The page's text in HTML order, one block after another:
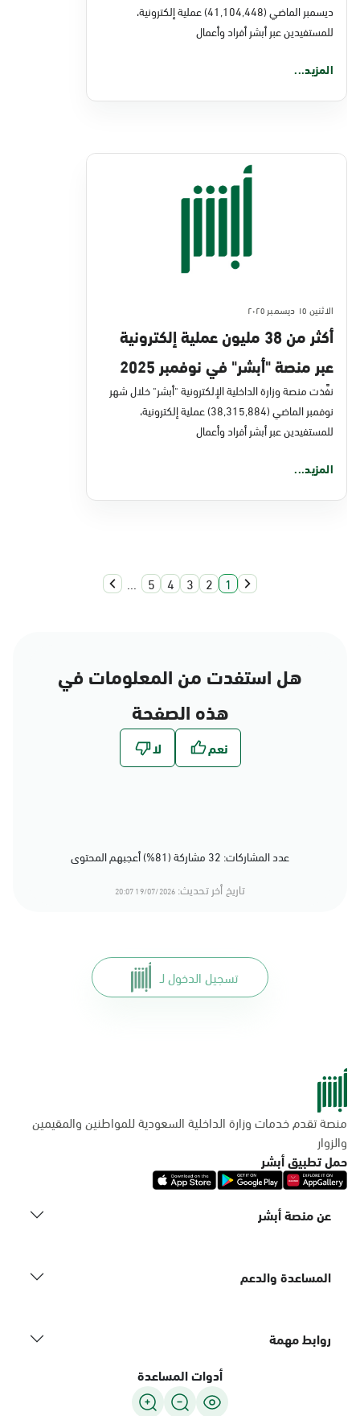
ديسمبر الماضي (41,104,448) عملية إلكترونية،
للمستفيدين عبر أبشر أفراد وأعمال
المزيد...
الاثنين ١٥ ديسمبر ٢٠٢٥
أكثر من 38 مليون عملية إلكترونية
عبر منصة "أبشر" في نوفمبر 2025
نفَّذت منصة وزارة الداخلية الإلكترونية "أبشر" خلال شهر
نوفمبر الماضي (38,315,884) عملية إلكترونية،
للمستفيدين عبر أبشر أفراد وأعمال
المزيد...
1
2
3
4
5
...
هل استفدت من المعلومات في
هذه الصفحة
عدد المشاركات: 32 مشاركة (81%) أعجبهم المحتوى
تاريخ أخر تحديث: 19/07/2026 20:07
تسجيل الدخول لـ
منصة تقدم خدمات وزارة الداخلية السعودية للمواطنين والمقيمين
والزوار
حمل تطبيق أبشر
عن منصة أبشر
المساعدة والدعم
روابط مهمة
أدوات المساعدة